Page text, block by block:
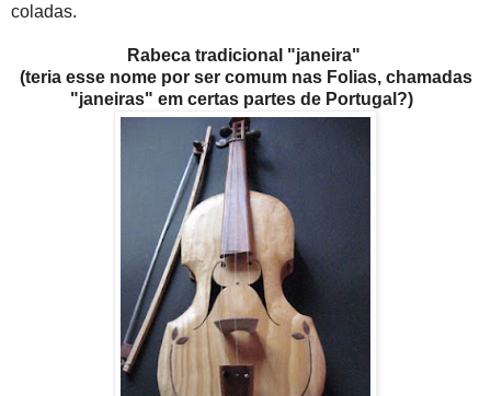
coladas.
Rabeca tradicional "janeira"
(teria esse nome por ser comum nas Folias, chamadas
"janeiras" em certas partes de Portugal?)